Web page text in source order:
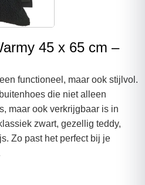
45 x 65 cm –
functioneel, maar ook stijlvol.
die niet alleen
maar ook verkrijgbaar is in
zwart, gezellig teddy,
Zo past het perfect bij je